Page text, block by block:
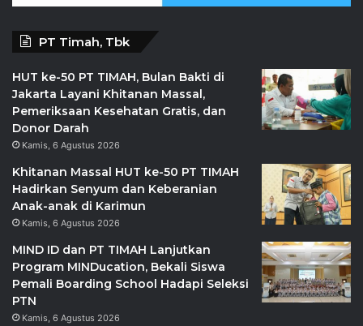
PT Timah, Tbk
HUT ke-50 PT TIMAH, Bulan Bakti di
Jakarta Layani Khitanan Massal,
Pemeriksaan Kesehatan Gratis, dan
Donor Darah
Kamis, 6 Agustus 2026
Khitanan Massal HUT ke-50 PT TIMAH
Hadirkan Senyum dan Keberanian
Anak-anak di Karimun
Kamis, 6 Agustus 2026
MIND ID dan PT TIMAH Lanjutkan
Program MINDucation, Bekali Siswa
Pemali Boarding School Hadapi Seleksi
PTN
Kamis, 6 Agustus 2026